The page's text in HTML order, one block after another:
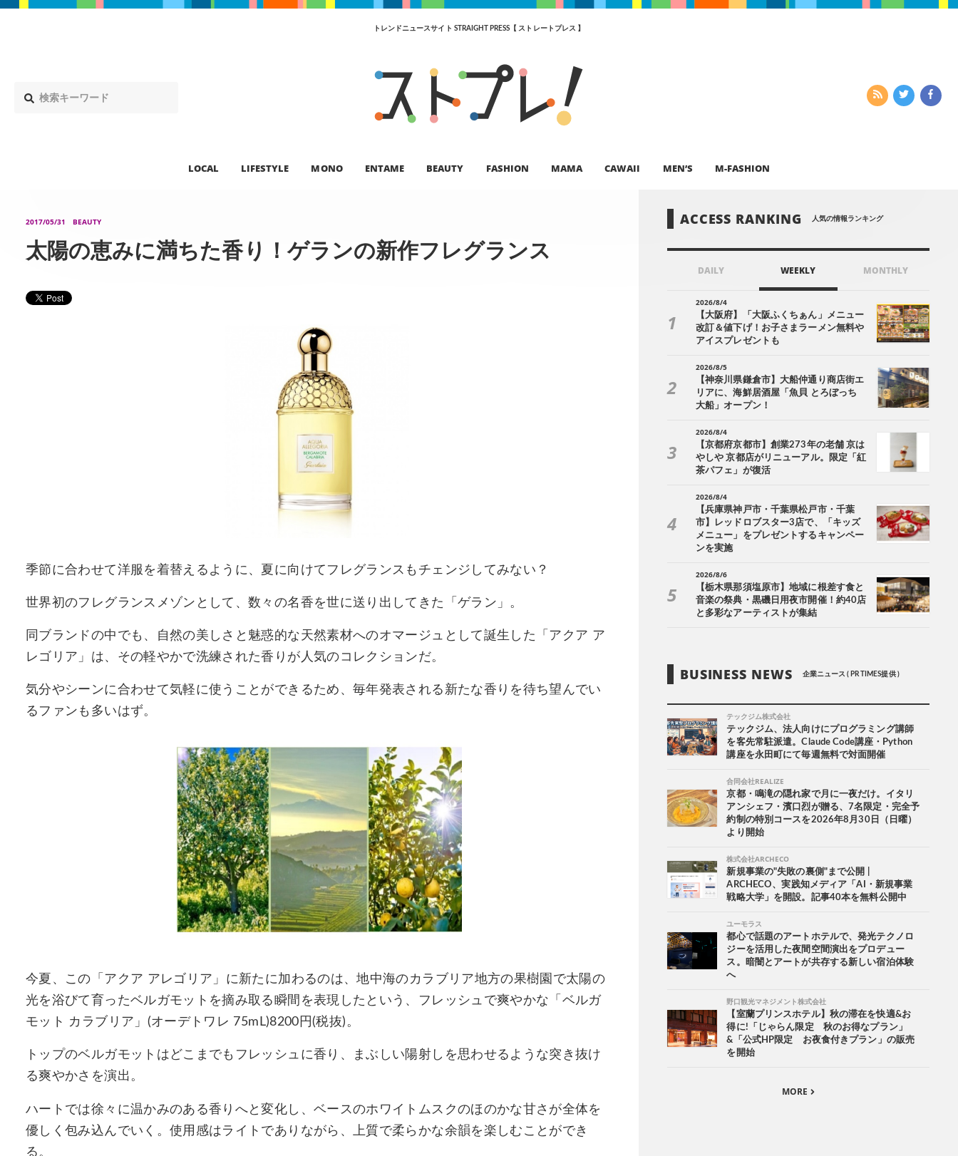
トレンドニュースサイト STRAIGHT PRESS【 ストレートプレス 】
LOCAL LIFESTYLE MONO ENTAME BEAUTY FASHION MAMA CAWAII MEN’S M-FASHION
2017/05/31 BEAUTY
太陽の恵みに満ちた香り！ゲランの新作フレグランス
季節に合わせて洋服を着替えるように、夏に向けてフレグランスもチェンジしてみない？
世界初のフレグランスメゾンとして、数々の名香を世に送り出してきた「ゲラン」。
同ブランドの中でも、自然の美しさと魅惑的な天然素材へのオマージュとして誕生した「アクア ア
レゴリア」は、その軽やかで洗練された香りが人気のコレクションだ。
気分やシーンに合わせて気軽に使うことができるため、毎年発表される新たな香りを待ち望んでい
るファンも多いはず。
今夏、この「アクア アレゴリア」に新たに加わるのは、地中海のカラブリア地方の果樹園で太陽の
光を浴びて育ったベルガモットを摘み取る瞬間を表現したという、フレッシュで爽やかな「ベルガ
モット カラブリア」(オーデトワレ 75mL)8200円(税抜)。
トップのベルガモットはどこまでもフレッシュに香り、まぶしい陽射しを思わせるような突き抜け
る爽やかさを演出。
ハートでは徐々に温かみのある香りへと変化し、ベースのホワイトムスクのほのかな甘さが全体を
優しく包み込んでいく。使用感はライトでありながら、上質で柔らかな余韻を楽しむことができ
る。
ACCESS RANKING 人気の情報ランキング
DAILY WEEKLY MONTHLY
2026/8/4
【大阪府】「大阪ふくちぁん」メニュー
改訂＆値下げ！お子さまラーメン無料や
アイスプレゼントも
2026/8/5
【神奈川県鎌倉市】大船仲通り商店街エ
リアに、海鮮居酒屋「魚貝 とろぼっち
大船」オープン！
2026/8/4
【京都府京都市】創業273年の老舗 京は
やしや 京都店がリニューアル。限定「紅
茶パフェ」が復活
2026/8/4
【兵庫県神戸市・千葉県松戸市・千葉
市】レッドロブスター3店で、「キッズ
メニュー」をプレゼントするキャンペー
ンを実施
2026/8/6
【栃木県那須塩原市】地域に根差す食と
音楽の祭典・黒磯日用夜市開催！約40店
と多彩なアーティストが集結
BUSINESS NEWS 企業ニュース ( PR TIMES提供 )
テックジム株式会社
テックジム、法人向けにプログラミング講師
を客先常駐派遣。Claude Code講座・Python
講座を永田町にて毎週無料で対面開催
合同会社REALIZE
京都・鳴滝の隠れ家で月に一夜だけ。イタリ
アンシェフ・濱口烈が贈る、7名限定・完全予
約制の特別コースを2026年8月30日（日曜）
より開始
株式会社ARCHECO
新規事業の"失敗の裏側"まで公開 |
ARCHECO、実践知メディア「AI・新規事業
戦略大学」を開設。記事40本を無料公開中
ユーモラス
都心で話題のアートホテルで、発光テクノロ
ジーを活用した夜間空間演出をプロデュー
ス。暗闇とアートが共存する新しい宿泊体験
へ
野口観光マネジメント株式会社
【室蘭プリンスホテル】秋の滞在を快適&お
得に!「じゃらん限定 秋のお得なプラン」
&「公式HP限定 お夜食付きプラン」の販売
を開始
MORE